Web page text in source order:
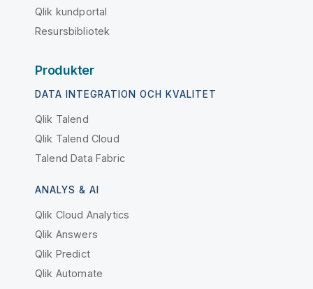
Qlik kundportal
Resursbibliotek
Produkter
DATA INTEGRATION OCH KVALITET
Qlik Talend
Qlik Talend Cloud
Talend Data Fabric
ANALYS & AI
Qlik Cloud Analytics
Qlik Answers
Qlik Predict
Qlik Automate